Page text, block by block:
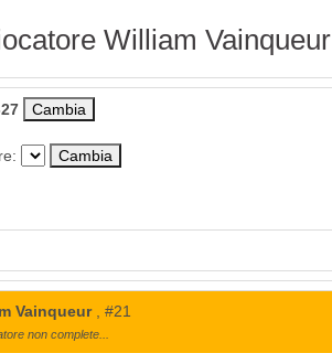
William Vainqueur
Vainqueur, #21
non complete...